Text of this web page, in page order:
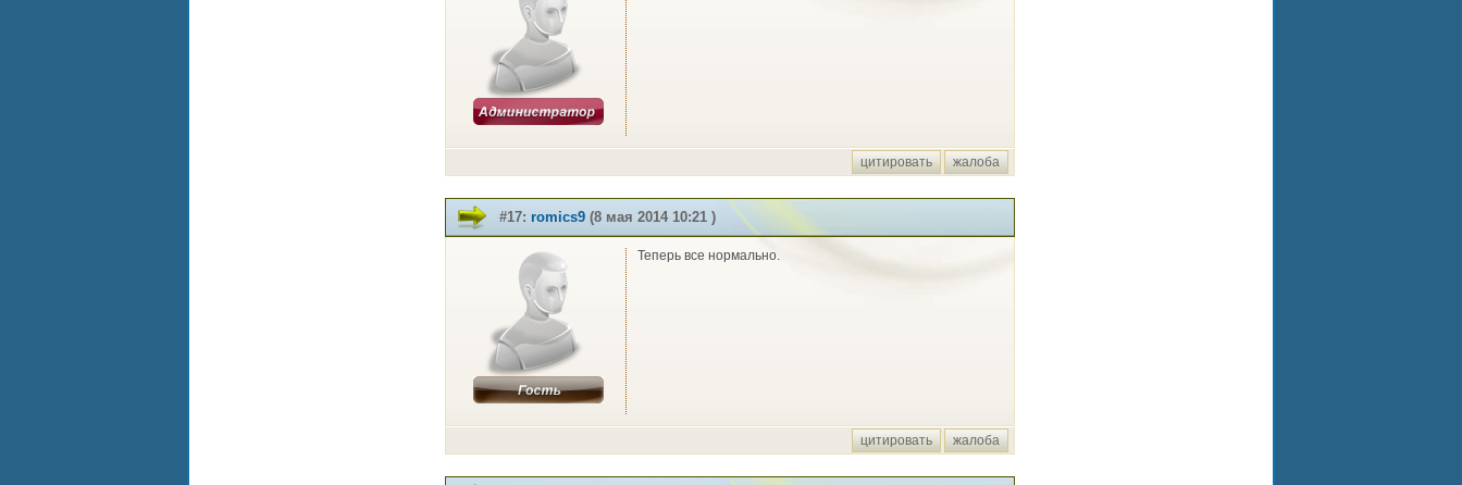
цитировать жалоба
#17: romics9 (8 мая 2014 10:21 )
Теперь все нормально.
цитировать жалоба